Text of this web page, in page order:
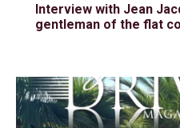
Interview with Jean
gentleman of the flat